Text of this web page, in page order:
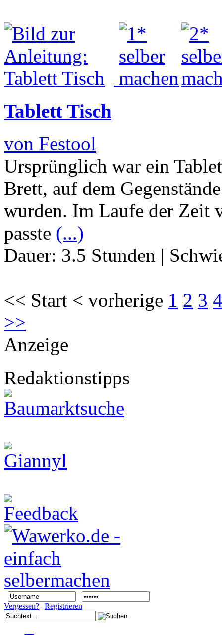
Tablett Tisch
von Festool
Ursprünglich war ein
Brett, auf dem
wurden. Im Laufe der Zeit
passte (...)
Dauer: 3.5 Stunden |
<< Start < vorherige 1 2 3 4
>>
Anzeige
Redaktionstipps
Vergessen? | Registrieren